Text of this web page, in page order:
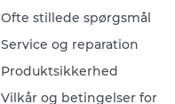
Ofte stillede spørgsmål
Service og reparation
Produktsikkerhed
Vilkår og betingelser for